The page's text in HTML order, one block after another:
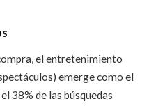
el entretenimiento
emerge como el
38% de las búsquedas